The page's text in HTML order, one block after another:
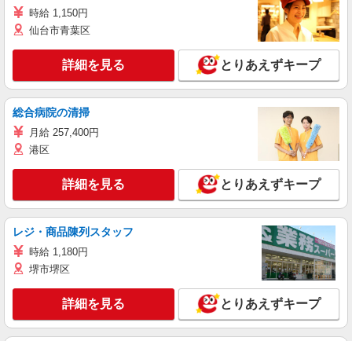
時給 1,150円
仙台市青葉区
詳細を見る とりあえずキープ
総合病院の清掃
月給 257,400円
港区
詳細を見る とりあえずキープ
レジ・商品陳列スタッフ
時給 1,180円
堺市堺区
詳細を見る とりあえずキープ